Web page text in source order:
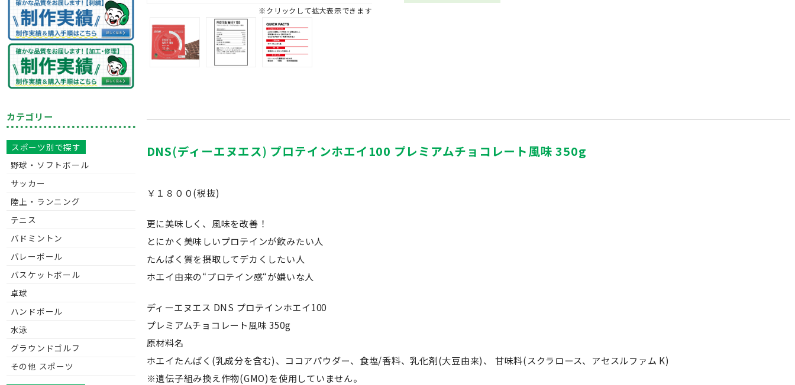
※クリックして拡大表示できます
DNS(ディーエヌエス) プロテインホエイ100 プレミアムチョコレート風味 350g
￥１８００(税抜)
更に美味しく、風味を改善！
とにかく美味しいプロテインが飲みたい人
たんぱく質を摂取してデカくしたい人
ホエイ由来の“プロテイン感“が嫌いな人
ディーエヌエス DNS プロテインホエイ100
プレミアムチョコレート風味 350g
原材料名
ホエイたんぱく(乳成分を含む)、ココアパウダー、食塩/香料、乳化剤(大豆由来)、 甘味料(スクラロース、アセスルファム K)
※遺伝子組み換え作物(GMO)を使用していません。
カテゴリー
スポーツ別で探す
野球・ソフトボール
サッカー
陸上・ランニング
テニス
バドミントン
バレーボール
バスケットボール
卓球
ハンドボール
水泳
グラウンドゴルフ
その他 スポーツ